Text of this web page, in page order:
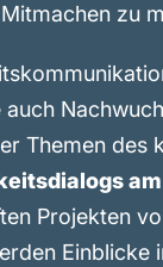
zu
Themen des
Projekten
Einblicke